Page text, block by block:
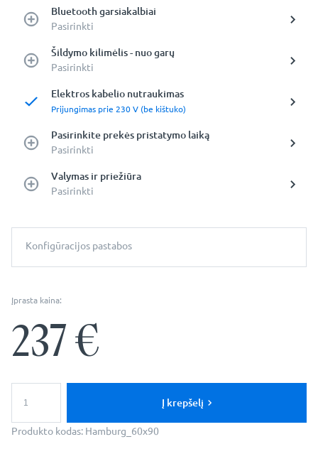
Bluetooth garsiakalbiai
Pasirinkti
Šildymo kilimėlis - nuo garų
Pasirinkti
Elektros kabelio nutraukimas
Prijungimas prie 230 V (be kištuko)
Pasirinkite prekės pristatymo laiką
Pasirinkti
Valymas ir priežiūra
Pasirinkti
Konfigūracijos pastabos
Įprasta kaina:
237€
kiekis:
Vonios
Į krepšelį
Produkto kodas: Hamburg_60x90